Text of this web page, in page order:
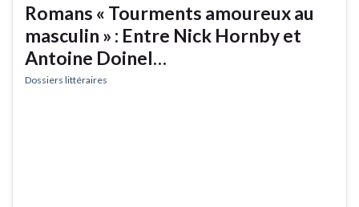
Romans « Tourments amoureux au
masculin » : Entre Nick Hornby et
Antoine Doinel…
Dossiers littéraires